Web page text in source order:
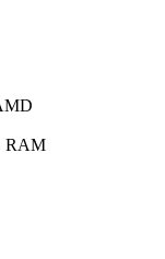
RAM